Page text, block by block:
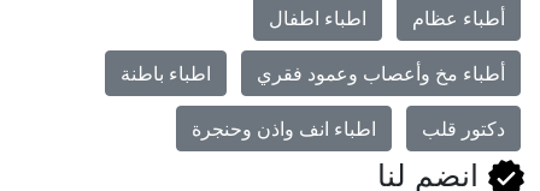
أطباء عظام اطباء اطفال
أطباء مخ وأعصاب وعمود فقري اطباء باطنة
دكتور قلب اطباء انف واذن وحنجرة
انضم لنا